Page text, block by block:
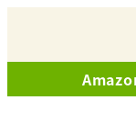
コ